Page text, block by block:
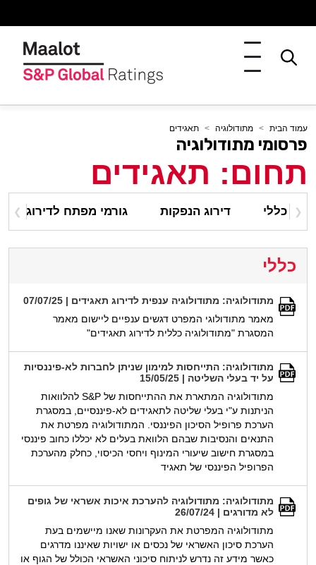
עמוד הבית מתודולוגיה תאגידים
פרסומי מתודולוגיה
תחום: תאגידים
❮ כללי דירוג הנפקות גורמי מפתח לדירוג ❯
כללי
מתודולוגיה: מתודולוגיה ענפית לדירוג תאגידים | 07/07/25
מאמר מתודולוגי המפרט דגשים ענפיים ליישום מאמר
המסגרת "מתודולוגיה כללית לדירוג תאגידים"
מתודולוגיה: התייחסות למימון שניתן לחברות לא-פיננסיות
על יד בעלי השליטה | 15/05/25
מתודולוגיה המתארת את ההתייחסות של S&P להלוואות
הניתנות ע"י בעלי שליטה לתאגידים לא-פיננסיים, במסגרת
הערכת פרופיל הסיכון הפיננסי. המתודולוגיה מפרטת את
התנאים והנסיבות שבהם הלוואת בעלים לא יכללו כחוב פיננסי
במסגרת חישוב שיעורי המינוף ויחסי הכיסוי, כחלק מהערכת
הפרופיל הפיננסי של תאגיד
מתודולוגיה: מתודולוגיה להערכת איכות אשראי של גופים
לא מדורגים | 26/07/24
מתודולוגיה המפרטת את העקרונות שאנו מיישמים בעת
הערכת סיכון האשראי של נכסים או ישויות שאיננו מדרגים
כאשר מידע זה נדרש לניתוח סיכוני האשראי הכולל של הגוף או